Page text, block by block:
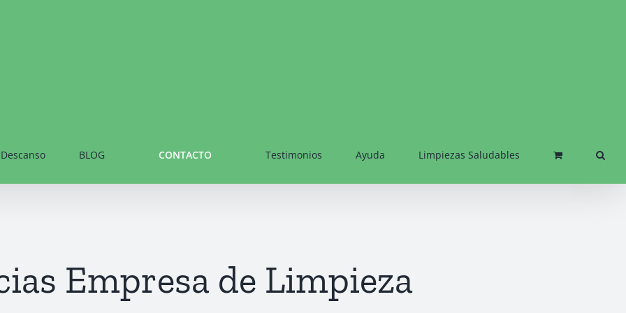
Descanso BLOG CONTACTO Testimonios Ayuda Limpiezas Saludables
Empresa de Limpieza